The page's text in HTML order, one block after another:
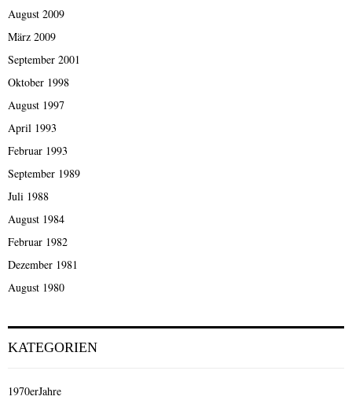
August 2009
März 2009
September 2001
Oktober 1998
August 1997
April 1993
Februar 1993
September 1989
Juli 1988
August 1984
Februar 1982
Dezember 1981
August 1980
KATEGORIEN
1970erJahre